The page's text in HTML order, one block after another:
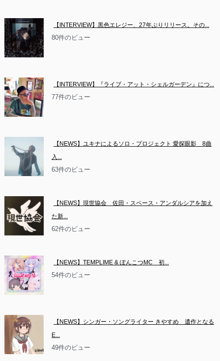
【INTERVIEW】黒色エレジー、27年ぶりリリース。その...
80件のビュー
【INTERVIEW】『ライブ・アット・シェルガーデン』につ...
77件のビュー
【NEWS】ユキナによるソロ・プロジェクト 愛探眼影　8曲
入...
63件のビュー
【NEWS】現世協会　佐田・スペース・アンダルシアを加え
た新...
62件のビュー
【NEWS】TEMPLIME & ぽんこつMC　初...
54件のビュー
【NEWS】シンガー・ソングライター きやすめ　遺作となる
E...
49件のビュー